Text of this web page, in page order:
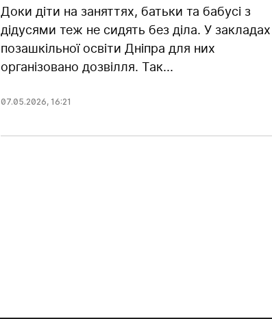
Доки діти на заняттях, батьки та бабусі з
дідусями теж не сидять без діла. У закладах
позашкільної освіти Дніпра для них
організовано дозвілля. Так...
07.05.2026, 16:21